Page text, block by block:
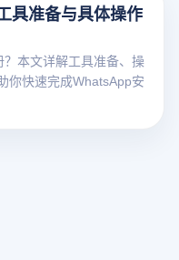
具准备与具体操作
本文详解工具准备、操
你快速完成WhatsApp安